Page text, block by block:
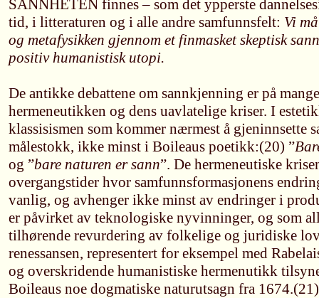
SANNHETEN finnes – som det ypperste
tid, i litteraturen og i alle andre samfunnsfelt: Vi
og metafysikken gjennom et finmasket skeptisk
positiv humanistisk utopi.
De antikke debattene om sannkjenning er på
hermeneutikken og dens uavlatelige kriser. I
klassisismen som kommer nærmest å gjeninnsette
målestokk, ikke minst i Boileaus poetikk:(20) ”
og ”bare naturen er sann”. De hermeneutiske
overgangstider hvor samfunnsformasjonens
vanlig, og avhenger ikke minst av endringer i
er påvirket av teknologiske nyvinninger, og som
tilhørende revurdering av folkelige og juridiske
renessansen, representert for eksempel med
og overskridende humanistiske hermenutikk
Boileaus noe dogmatiske naturutsagn fra 1674.(21)